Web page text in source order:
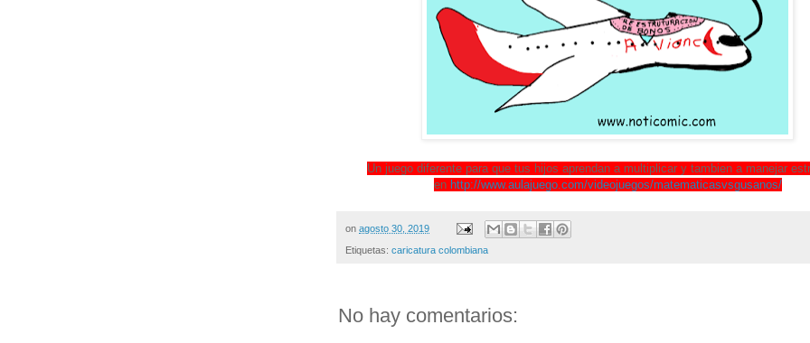
Un juego diferente para que tus hijos aprendan a multiplicar y tambien a manejar
en http://www.aulajuego.com/videojuegos/matematicasvsgusanos/
on agosto 30, 2019
Etiquetas: caricatura colombiana
No hay comentarios: